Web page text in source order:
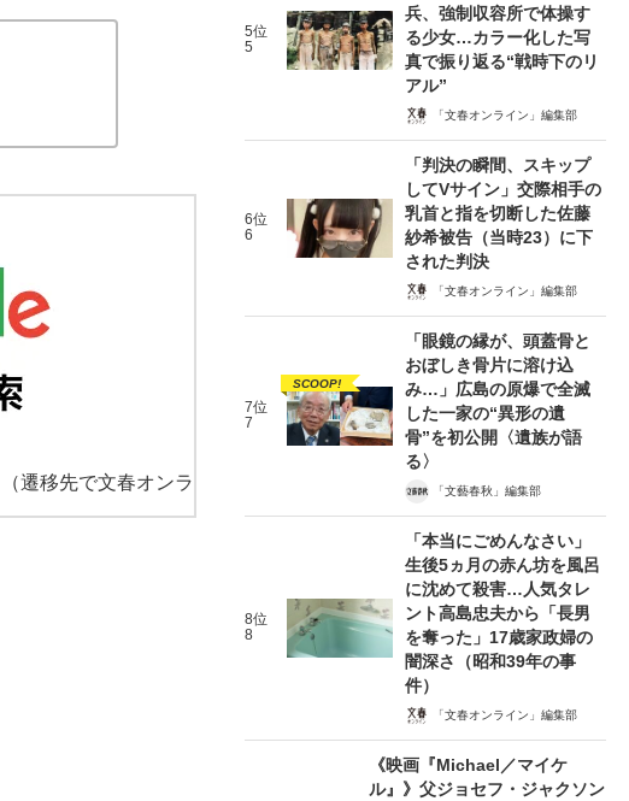
（遷移先で文春オンラ
5位
5
兵、強制収容所で体操す
る少女…カラー化した写
真で振り返る“戦時下のリ
アル”
「文春オンライン」編集部
6位
6
「判決の瞬間、スキップ
してVサイン」交際相手の
乳首と指を切断した佐藤
紗希被告（当時23）に下
された判決
「文春オンライン」編集部
7位
7
SCOOP!
「眼鏡の縁が、頭蓋骨と
おぼしき骨片に溶け込
み…」広島の原爆で全滅
した一家の“異形の遺
骨”を初公開〈遺族が語
る〉
「文藝春秋」編集部
8位
8
「本当にごめんなさい」
生後5ヵ月の赤ん坊を風呂
に沈めて殺害…人気タレ
ント高島忠夫から「長男
を奪った」17歳家政婦の
闇深さ（昭和39年の事
件）
「文春オンライン」編集部
《映画『Michael／マイケ
ル』》父ジョセフ・ジャクソン